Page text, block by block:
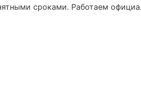
сроками. Работаем